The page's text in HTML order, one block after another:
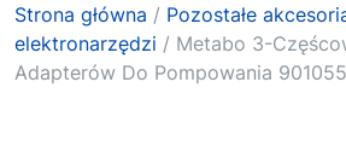
Strona główna / Pozostałe
elektronarzędzi / Metabo 3-
Adapterów Do Pompowania